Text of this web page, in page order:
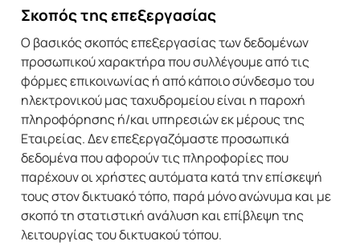
Σκοπός της επεξεργασίας
Ο βασικός σκοπός επεξεργασίας των δεδομένων
προσωπικού χαρακτήρα που συλλέγουμε από τις
φόρμες επικοινωνίας ή από κάποιο σύνδεσμο του
ηλεκτρονικού μας ταχυδρομείου είναι η παροχή
πληροφόρησης ή/και υπηρεσιών εκ μέρους της
Εταιρείας. Δεν επεξεργαζόμαστε προσωπικά
δεδομένα που αφορούν τις πληροφορίες που
παρέχουν οι χρήστες αυτόματα κατά την επίσκεψή
τους στον δικτυακό τόπο, παρά μόνο ανώνυμα και με
σκοπό τη στατιστική ανάλυση και επίβλεψη της
λειτουργίας του δικτυακού τόπου.